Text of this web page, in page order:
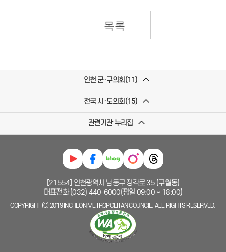
목록
인천 군·구의회(11)
전국 시·도의회(15)
관련기관 누리집
[21554] 인천광역시 남동구 정각로 35 (구월동)
대표전화 (032) 440-6000(평일 09:00 ~ 18:00)
COPYRIGHT (C) 2019 INCHEON METROPOLITAN COUNCIL. ALL RIGHTS RESERVED.